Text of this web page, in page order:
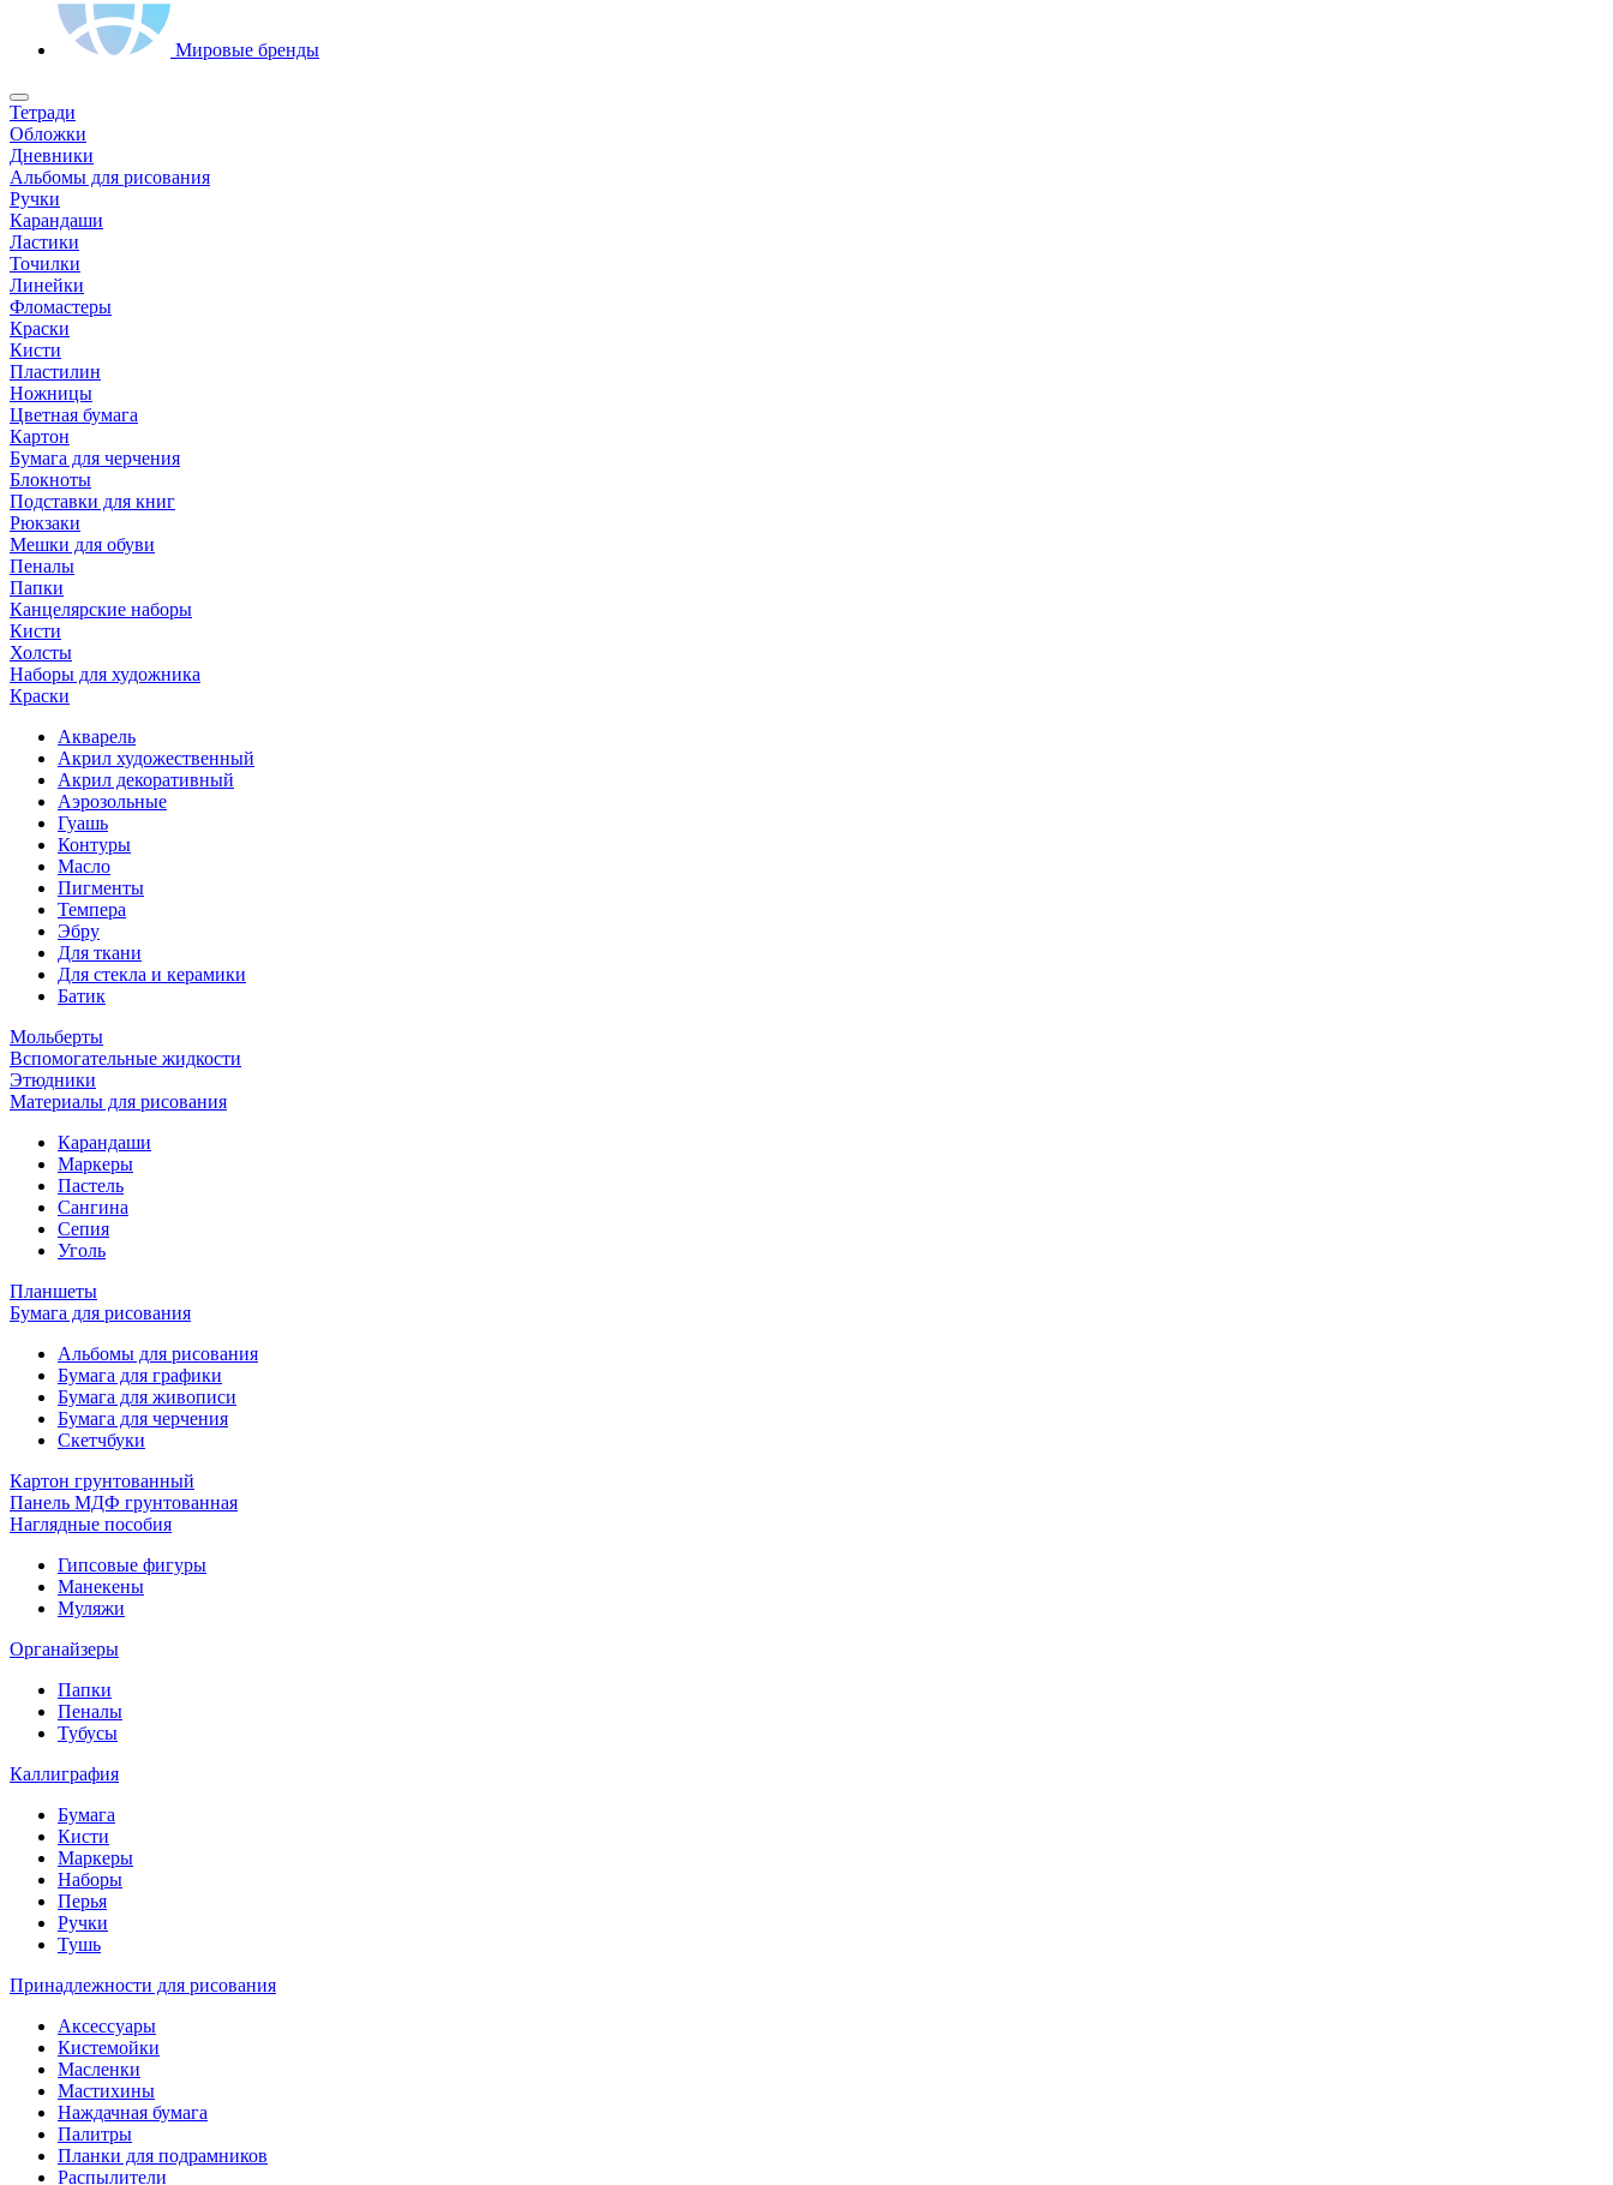
Мировые бренды
Тетради
Обложки
Дневники
Альбомы для рисования
Ручки
Карандаши
Ластики
Точилки
Линейки
Фломастеры
Краски
Кисти
Пластилин
Ножницы
Цветная бумага
Картон
Бумага для черчения
Блокноты
Подставки для книг
Рюкзаки
Мешки для обуви
Пеналы
Папки
Канцелярские наборы
Кисти
Холсты
Наборы для художника
Краски
Акварель
Акрил художественный
Акрил декоративный
Аэрозольные
Гуашь
Контуры
Масло
Пигменты
Темпера
Эбру
Для ткани
Для стекла и керамики
Батик
Мольберты
Вспомогательные жидкости
Этюдники
Материалы для рисования
Карандаши
Маркеры
Пастель
Сангина
Сепия
Уголь
Планшеты
Бумага для рисования
Альбомы для рисования
Бумага для графики
Бумага для живописи
Бумага для черчения
Скетчбуки
Картон грунтованный
Панель МДФ грунтованная
Наглядные пособия
Гипсовые фигуры
Манекены
Муляжи
Органайзеры
Папки
Пеналы
Тубусы
Каллиграфия
Бумага
Кисти
Маркеры
Наборы
Перья
Ручки
Тушь
Принадлежности для рисования
Аксессуары
Кистемойки
Масленки
Мастихины
Наждачная бумага
Палитры
Планки для подрамников
Распылители